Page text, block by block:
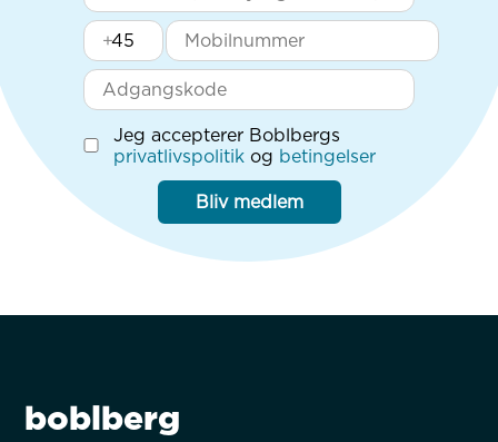
+
Jeg accepterer Boblbergs
privatlivspolitik og betingelser
Bliv medlem
boblberg